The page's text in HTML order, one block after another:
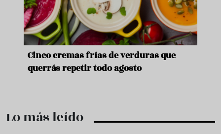
Cinco cremas frías de verduras que
querrás repetir todo agosto
Lo más leído